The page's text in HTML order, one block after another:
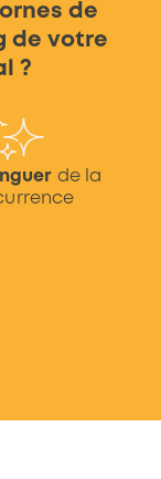
de
de votre
?
de la